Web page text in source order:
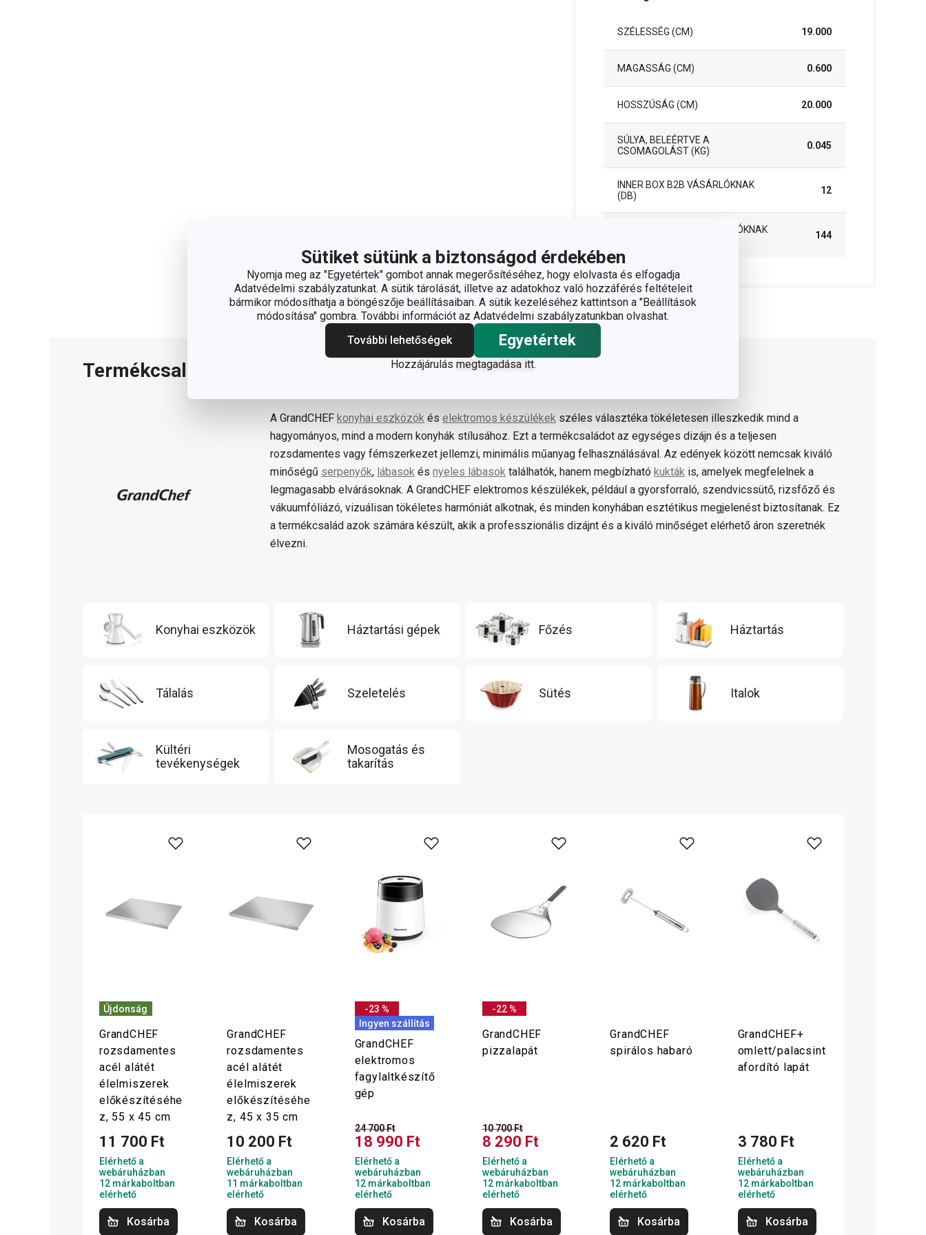
Sütiket sütünk a biztonságod érdekében
Nyomja meg az "Egyetértek" gombot annak megerősítéséhez, hogy elolvasta és elfogadja
Adatvédelmi szabályzatunkat. A sütik tárolását, illetve az adatokhoz való hozzáférés feltételeit
bármikor módosíthatja a böngészője beállításaiban. A sütik kezeléséhez kattintson a "Beállítások
módosítása" gombra. További információt az Adatvédelmi szabályzatunkban olvashat.
További lehetőségek
Egyetértek
Hozzájárulás megtagadása itt.
SZÉLESSÉG (CM) 19.000
MAGASSÁG (CM) 0.600
HOSSZÚSÁG (CM) 20.000
SÚLYA, BELEÉRTVE A
CSOMAGOLÁST (KG)
0.045
INNER BOX B2B VÁSÁRLÓKNAK
(DB)
12
MASTER BOX B2B VÁSÁRLÓKNAK
144
Termékcsalád
A GrandCHEF konyhai eszközök és elektromos készülékek széles választéka tökéletesen illeszkedik mind a
hagyományos, mind a modern konyhák stílusához. Ezt a termékcsaládot az egységes dizájn és a teljesen
rozsdamentes vagy fémszerkezet jellemzi, minimális műanyag felhasználásával. Az edények között nemcsak kiváló
minőségű serpenyők, lábasok és nyeles lábasok találhatók, hanem megbízható kukták is, amelyek megfelelnek a
legmagasabb elvárásoknak. A GrandCHEF elektromos készülékek, például a gyorsforraló, szendvicssütő, rizsfőző és
vákuumfóliázó, vizuálisan tökéletes harmóniát alkotnak, és minden konyhában esztétikus megjelenést biztosítanak. Ez
a termékcsalád azok számára készült, akik a professzionális dizájnt és a kiváló minőséget elérhető áron szeretnék
élvezni.
Konyhai eszközök Háztartási gépek Főzés Háztartás
Tálalás Szeletelés Sütés Italok
Kültéri
tevékenységek
Mosogatás és
takarítás
Újdonság
GrandCHEF
rozsdamentes
acél alátét
élelmiszerek
előkészítéséhe
z, 55 x 45 cm
11 700 Ft
Elérhető a
webáruházban
12 márkaboltban
elérhető
Kosárba
GrandCHEF
rozsdamentes
acél alátét
élelmiszerek
előkészítéséhe
z, 45 x 35 cm
10 200 Ft
Elérhető a
webáruházban
11 márkaboltban
elérhető
Kosárba
-23 %
Ingyen szállítás
GrandCHEF
elektromos
fagylaltkészítő
gép
24 700 Ft
18 990 Ft
Elérhető a
webáruházban
12 márkaboltban
elérhető
Kosárba
-22 %
GrandCHEF
pizzalapát
10 700 Ft
8 290 Ft
Elérhető a
webáruházban
12 márkaboltban
elérhető
Kosárba
GrandCHEF
spirálos habaró
2 620 Ft
Elérhető a
webáruházban
12 márkaboltban
elérhető
Kosárba
GrandCHEF+
omlett/palacsint
afordító lapát
3 780 Ft
Elérhető a
webáruházban
12 márkaboltban
elérhető
Kosárba